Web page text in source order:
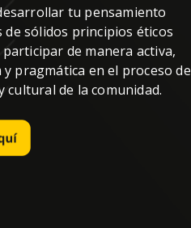
tu pensamiento
de sólidos principios éticos
de manera activa,
pragmática en el proceso de
cultural de la comunidad.